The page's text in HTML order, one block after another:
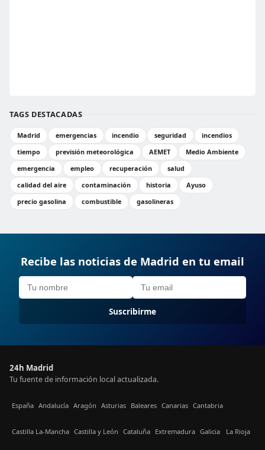
TAGS DESTACADAS
Madrid emergencias incendio seguridad
incendios
tiempo
previsión meteorológica AEMET
Medio Ambiente
emergencia
empleo recuperación
salud
calidad del aire
contaminación historia
Ayuso
precio gasolina
combustible gasolineras
Recibe las noticias de Madrid en tu email
Suscribirme
24h Madrid
Tu fuente de información local actualizada.
España Andalucía Aragón Asturias Baleares Canarias Cantabria
Castilla La-Mancha Castilla y León Cataluña Extremadura Galicia La Rioja